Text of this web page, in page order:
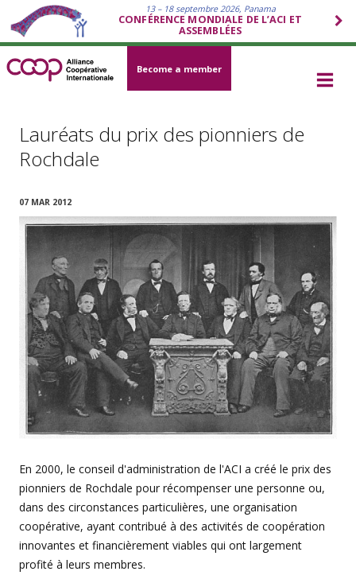
13 – 18 septembre 2026, Panama
CONFÉRENCE MONDIALE DE L’ACI ET
ASSEMBLÉES
Become a member
Lauréats du prix des pionniers de
Rochdale
07 MAR 2012
En 2000, le conseil d'administration de l'ACI a créé le prix des
pionniers de Rochdale pour récompenser une personne ou,
dans des circonstances particulières, une organisation
coopérative, ayant contribué à des activités de coopération
innovantes et financièrement viables qui ont largement
profité à leurs membres.